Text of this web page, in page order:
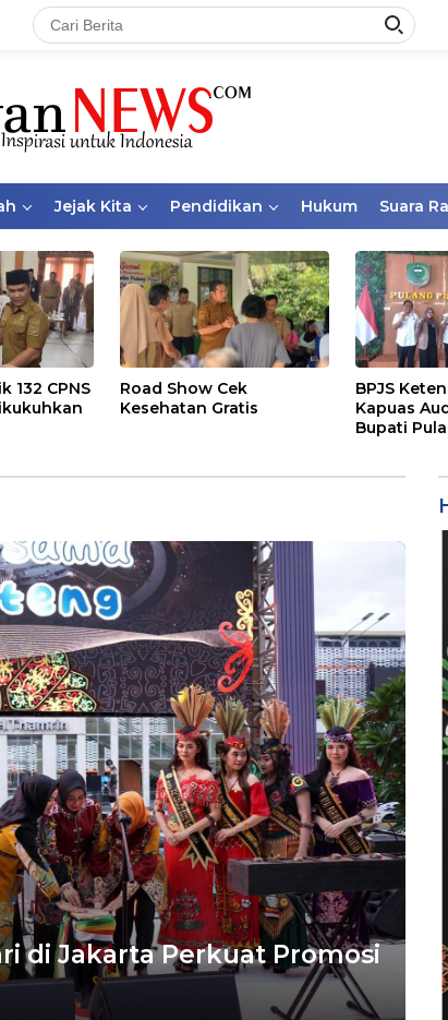
Jejak Kita Pendidikan Hukum Suara
132 CPNS
Road Show Cek
Kesehatan Gratis
BPJS
Kapuas
Bupati
di Jakarta Perkuat Promosi